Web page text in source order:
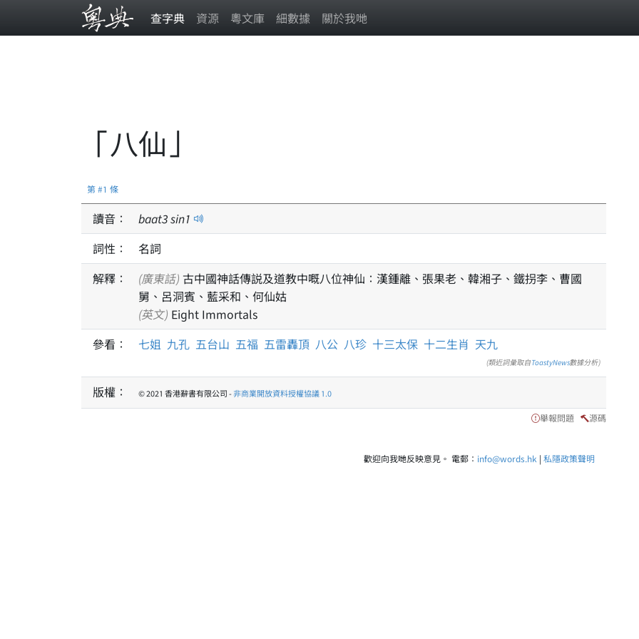
查字典 資源 粵文庫 細數據 關於我哋
「八仙」
第 #1 條
讀音： baat3sin1
詞性：
名詞
解釋：
(廣東話) 古中國神話傳説及道教中嘅八位神仙：漢鍾離、張果老、韓湘子、鐵拐李、曹國
舅、呂洞賓、藍采和、何仙姑
(英文) Eight Immortals
參看：
七姐 九孔 五台山 五福 五雷轟頂 八公 八珍 十三太保 十二生肖 天九
(類近詞彙取自ToastyNews數據分析)
版權： © 2021 香港辭書有限公司 -非商業開放資料授權協議 1.0
舉報問題 源碼
歡迎向我哋反映意見。 電郵： info@words.hk | 私隱政策聲明